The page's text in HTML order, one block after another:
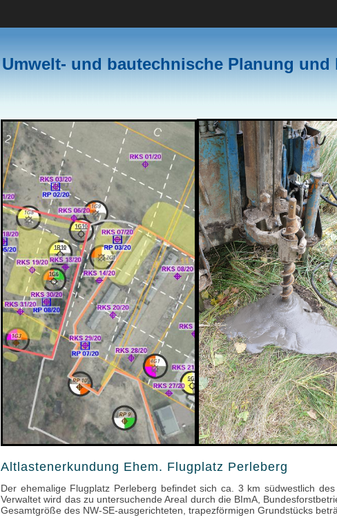
Umwelt- und bautechnische Planung und
Altlastenerkundung Ehem. Flugplatz Perleberg
Der ehemalige Flugplatz Perleberg befindet sich ca. 3 km südwestlich des
Verwaltet wird das zu untersuchende Areal durch die BImA,
Gesamtgröße des NW-SE-ausgerichteten, trapezförmigen Grundstücks